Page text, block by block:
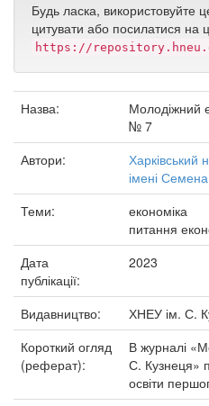
Будь ласка, використовуйте
цитувати або посилатися на
https://
Назва:
Молодіжний
№ 7
Автори:
Харківський
імені
Теми:
економіка
питання
Дата
публікації:
2023
Видавництво:
ХНЕУ ім. С.
Короткий огляд
(реферат):
В журналі
С. Кузнеця»
освіти